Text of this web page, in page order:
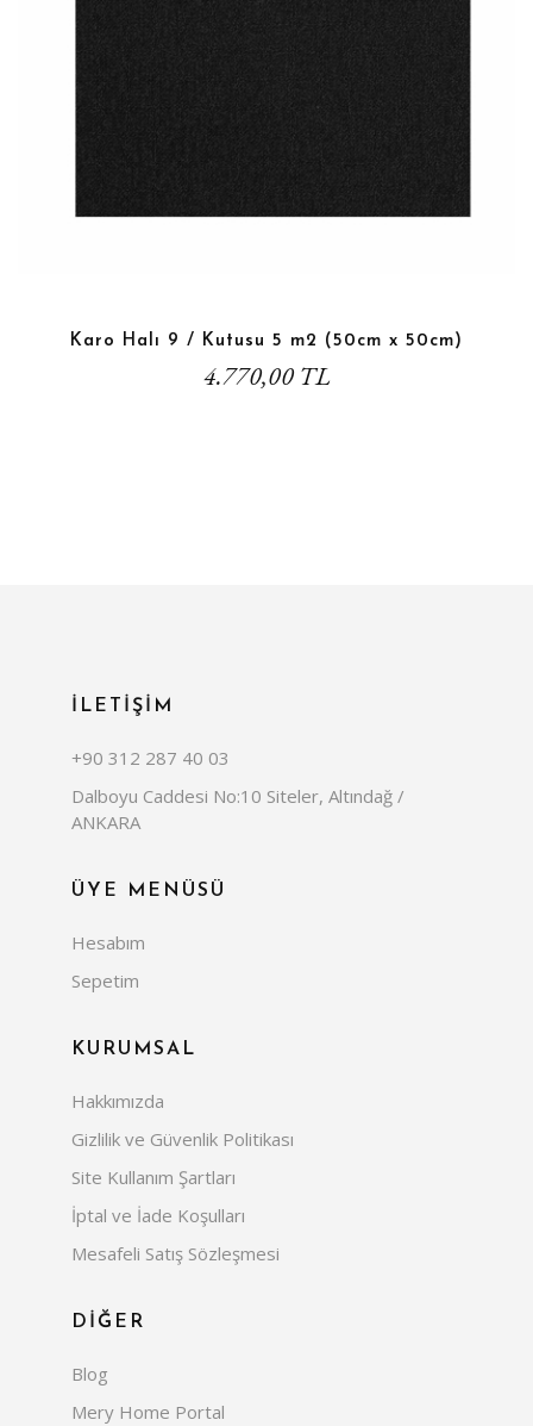
Karo Halı 9 / Kutusu 5 m2 (50cm x 50cm)
4.770,00 TL
İLETİŞİM
+90 312 287 40 03
Dalboyu Caddesi No:10 Siteler, Altındağ /
ANKARA
ÜYE MENÜSÜ
Hesabım
Sepetim
KURUMSAL
Hakkımızda
Gizlilik ve Güvenlik Politikası
Site Kullanım Şartları
İptal ve İade Koşulları
Mesafeli Satış Sözleşmesi
DİĞER
Blog
Mery Home Portal